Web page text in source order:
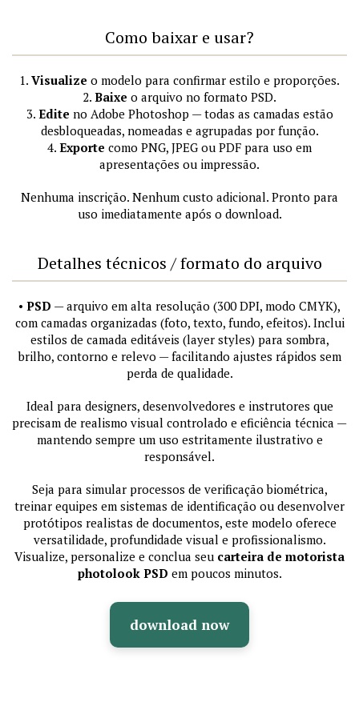
Como baixar e usar?
1. Visualize o modelo para confirmar estilo e proporções.
2. Baixe o arquivo no formato PSD.
3. Edite no Adobe Photoshop — todas as camadas estão
desbloqueadas, nomeadas e agrupadas por função.
4. Exporte como PNG, JPEG ou PDF para uso em
apresentações ou impressão.
Nenhuma inscrição. Nenhum custo adicional. Pronto para
uso imediatamente após o download.
Detalhes técnicos / formato do arquivo
• PSD — arquivo em alta resolução (300 DPI, modo CMYK),
com camadas organizadas (foto, texto, fundo, efeitos). Inclui
estilos de camada editáveis (layer styles) para sombra,
brilho, contorno e relevo — facilitando ajustes rápidos sem
perda de qualidade.
Ideal para designers, desenvolvedores e instrutores que
precisam de realismo visual controlado e eficiência técnica —
mantendo sempre um uso estritamente ilustrativo e
responsável.
Seja para simular processos de verificação biométrica,
treinar equipes em sistemas de identificação ou desenvolver
protótipos realistas de documentos, este modelo oferece
versatilidade, profundidade visual e profissionalismo.
Visualize, personalize e conclua seu carteira de motorista
photolook PSD em poucos minutos.
download now